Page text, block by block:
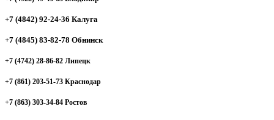
+7 (4842) 92-24-36 Калуга
+7 (4845) 83-82-78 Обнинск
+7 (4742) 28-86-82 Липецк
+7 (861) 203-51-73 Краснодар
+7 (863) 303-34-84 Ростов